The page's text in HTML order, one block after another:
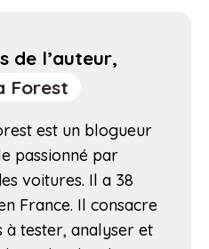
de l’auteur,
Forest
est un blogueur
passionné par
voitures. Il a 38
France. Il consacre
à tester, analyser et